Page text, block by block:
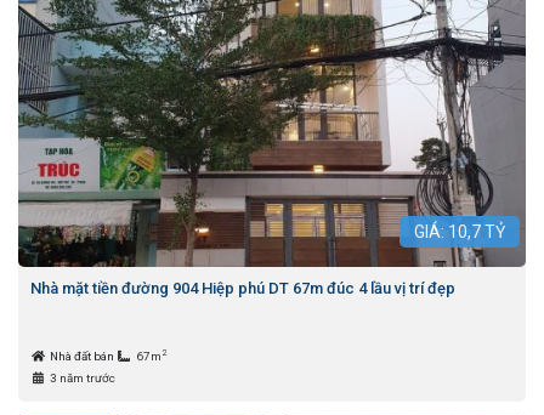
GIÁ: 10,7TỶ
Nhà mặt tiền đường 904 Hiệp phú DT 67m đúc 4 lầu vị trí đẹp
Nhà đất bán 67m 2
3 năm trước